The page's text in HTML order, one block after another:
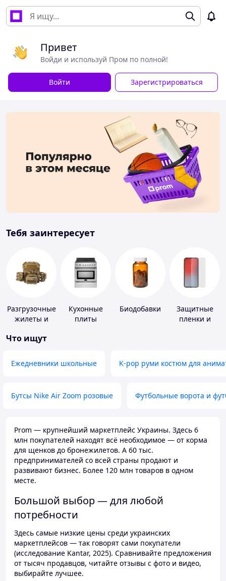
Привет
Войди и используй Пром по полной!
Войти Зарегистрироваться
Тебя заинтересует
Разгрузочные
жилеты и
без плит
Кухонные
плиты
Биодобавки
Защитные
пленки и
Что ищут
Ежедневники школьные K-pop руми костюм для
Бутсы Nike Air Zoom розовые Футбольные ворота и
Prom — крупнейший маркетплейс Украины. Здесь 6
млн покупателей находят всё необходимое — от корма
для щенков до бронежилетов. А 60 тыс.
предпринимателей со всей страны продают и
развивают бизнес. Более 120 млн товаров в одном
месте.
Большой выбор — для любой
потребности
Здесь самые низкие цены среди украинских
маркетплейсов — так говорят сами покупатели
(исследование Kantar, 2025). Сравнивайте предложения
от тысяч продавцов, читайте отзывы с фото и видео,
выбирайте лучшее.